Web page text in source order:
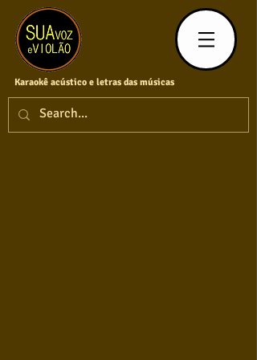
Karaokê acústico e letras das músicas